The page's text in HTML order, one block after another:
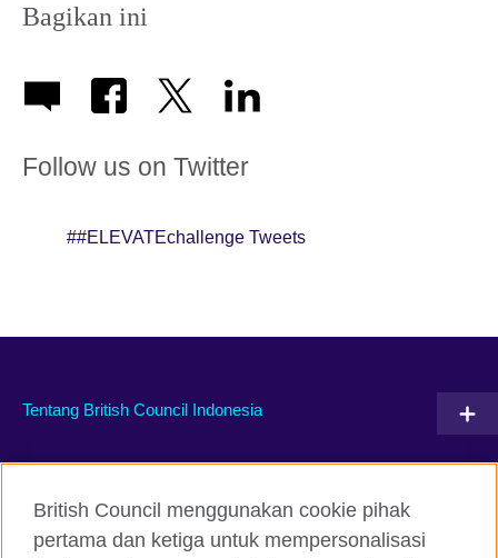
Bagikan ini
Follow us on Twitter
##ELEVATEchallenge Tweets
Tentang British Council Indonesia
Facebook Instagram
British Council menggunakan cookie pihak
pertama dan ketiga untuk mempersonalisasi